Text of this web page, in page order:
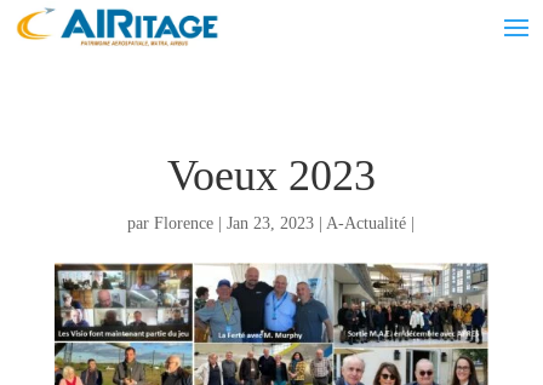
Voeux 2023
parFlorence |Jan 23, 2023 |A-Actualité